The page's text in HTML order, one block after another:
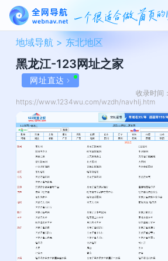
地域导航 > 东北地区
黑龙江-123网址之家
网址直达
收录时间
https://www.1234wu.com/wzdh/navhlj.htm